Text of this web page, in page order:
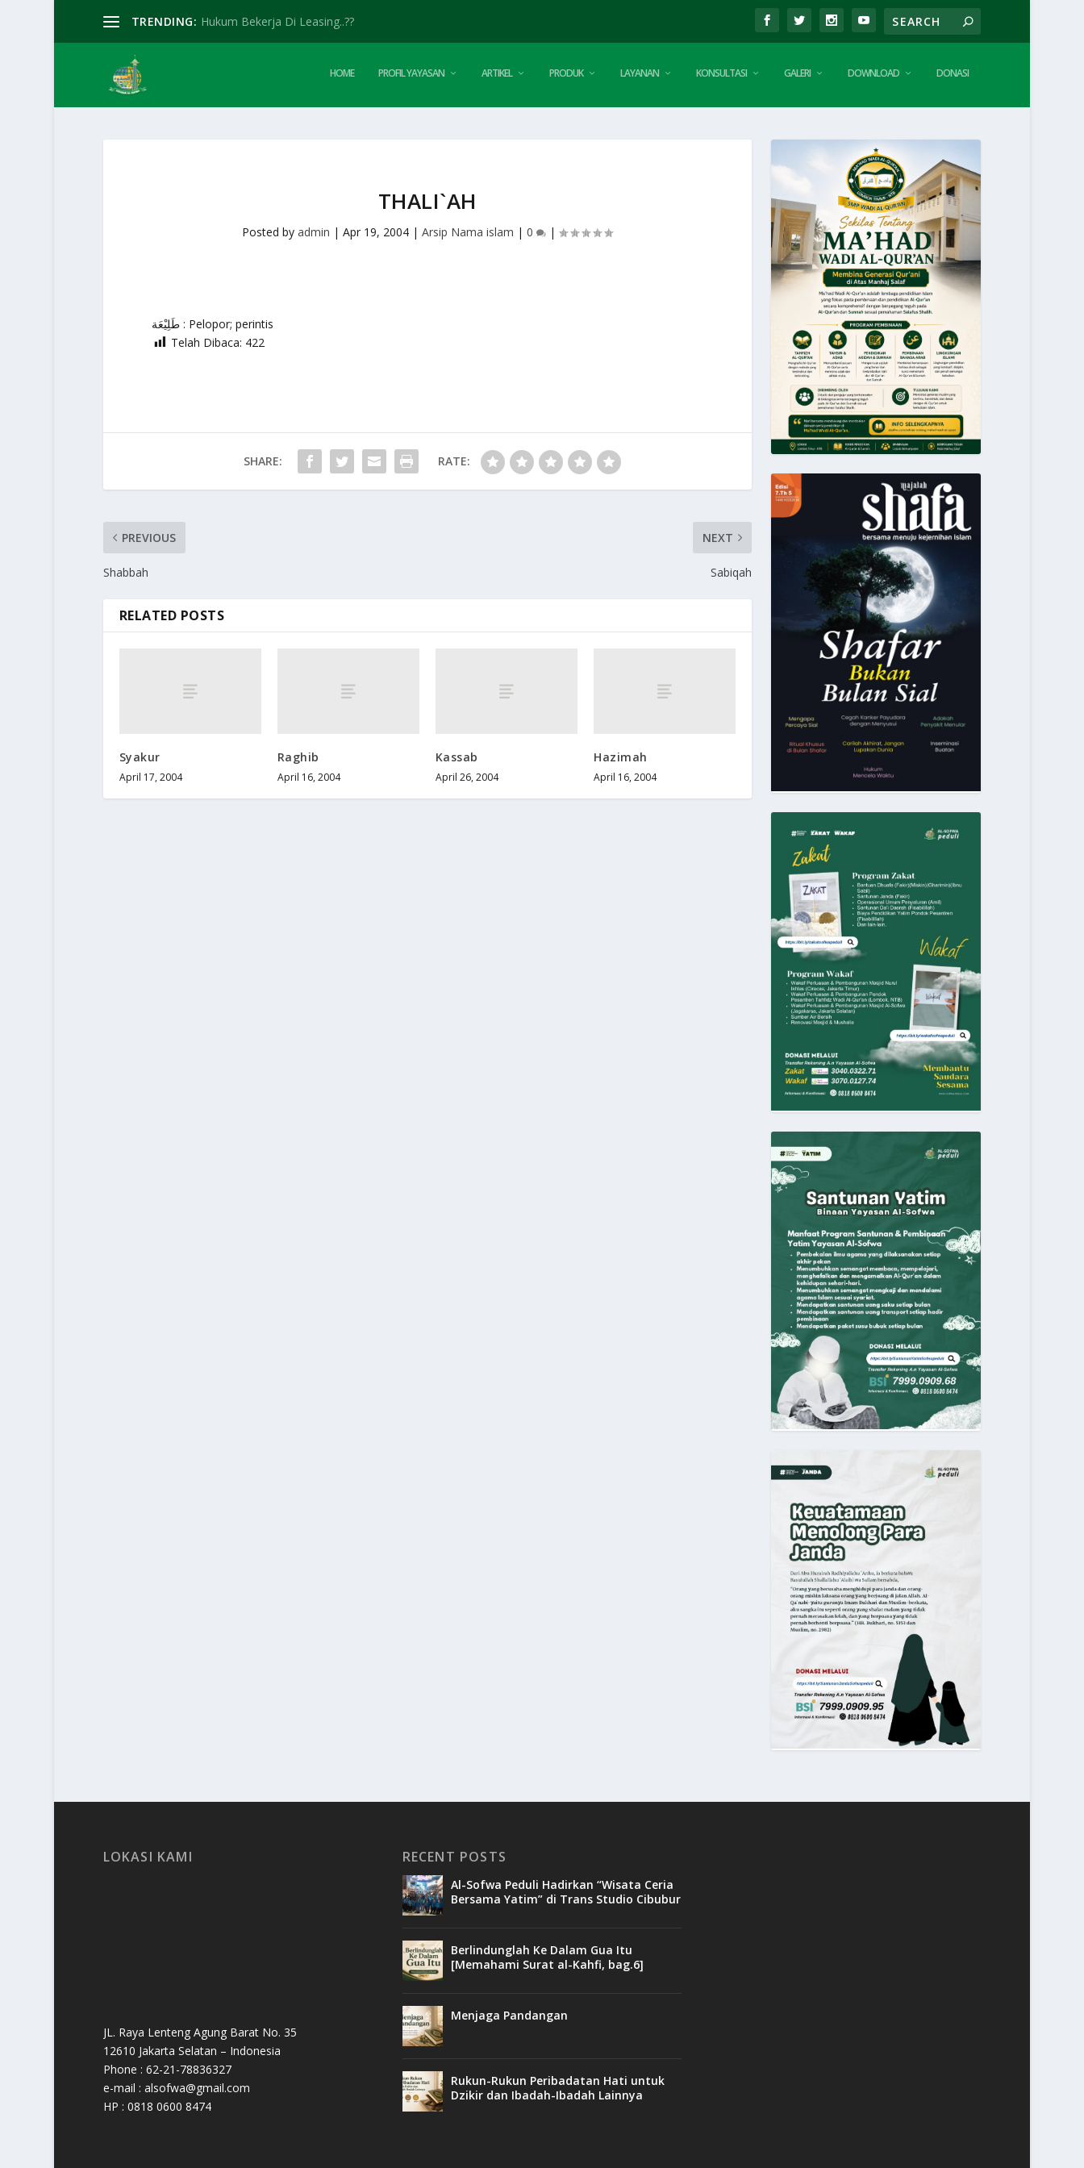
TRENDING: Hukum Bekerja Di Leasing..??
HOME PROFIL YAYASAN ARTIKEL PRODUK LAYANAN KONSULTASI GALERI DOWNLOAD DONASI
THALI`AH
Posted byadmin |Apr 19, 2004 |Arsip Nama islam |0 |
طَلِيْعَة : Pelopor; perintis
Telah Dibaca: 422
SHARE: RATE:
PREVIOUS
Shabbah
NEXT
Sabiqah
RELATED POSTS
Syakur
April 17, 2004
Raghib
April 16, 2004
Kassab
April 26, 2004
Hazimah
April 16, 2004
LOKASI KAMI
JL. Raya Lenteng Agung Barat No. 35
12610 Jakarta Selatan – Indonesia
Phone : 62-21-78836327
e-mail : alsofwa@gmail.com
HP : 0818 0600 8474
RECENT POSTS
Al-Sofwa Peduli Hadirkan “Wisata Ceria
Bersama Yatim” di Trans Studio Cibubur
Berlindunglah Ke Dalam Gua Itu
[Memahami Surat al-Kahfi, bag.6]
Menjaga Pandangan
Rukun-Rukun Peribadatan Hati untuk
Dzikir dan Ibadah-Ibadah Lainnya